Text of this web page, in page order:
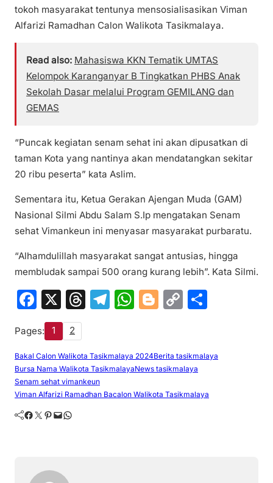
tokoh masyarakat tentunya mensosialisasikan Viman
Alfarizi Ramadhan Calon Walikota Tasikmalaya.
Read also: Mahasiswa KKN Tematik UMTAS
Kelompok Karanganyar B Tingkatkan PHBS Anak
Sekolah Dasar melalui Program GEMILANG dan
GEMAS
“Puncak kegiatan senam sehat ini akan dipusatkan di
taman Kota yang nantinya akan mendatangkan sekitar
20 ribu peserta” kata Aslim.
Sementara itu, Ketua Gerakan Ajengan Muda (GAM)
Nasional Silmi Abdu Salam S.Ip mengatakan Senam
sehat Vimankeun ini menyasar masyarakat purbaratu.
“Alhamdulillah masyarakat sangat antusias, hingga
membludak sampai 500 orang kurang lebih”. Kata Silmi.
F
a
c
e
b
o
o
X
T
a
d
s
T
gr
a
m
W
s
A
p
Bl
g
er
C
y
Li
n
e
Pages: 1 2
Bakal Calon Walikota Tasikmalaya 2024Berita tasikmalaya
Bursa Nama Walikota TasikmalayaNews tasikmalaya
Senam sehat vimankeun
Viman Alfarizi Ramadhan Bacalon Walikota Tasikmalaya
Facebook Twitter Pinterest Mail WhatsApp